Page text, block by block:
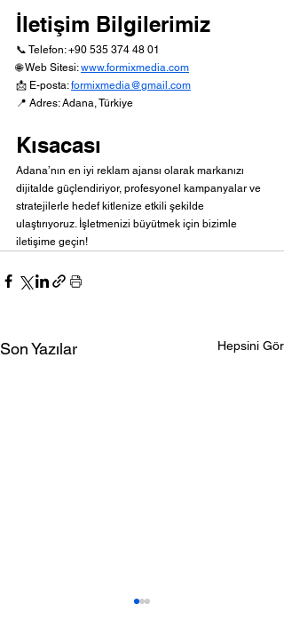
İletişim Bilgilerimiz
📞 Telefon: +90 535 374 48 01
🌐 Web Sitesi: www.formixmedia.com
📩 E-posta: formixmedia@gmail.com
📍 Adres: Adana, Türkiye
Kısacası
Adana’nın en iyi reklam ajansı olarak markanızı
dijitalde güçlendiriyor, profesyonel kampanyalar ve
stratejilerle hedef kitlenize etkili şekilde
ulaştırıyoruz. İşletmenizi büyütmek için bizimle
iletişime geçin!
Son Yazılar Hepsini Gör